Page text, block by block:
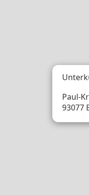
Paul-
93077